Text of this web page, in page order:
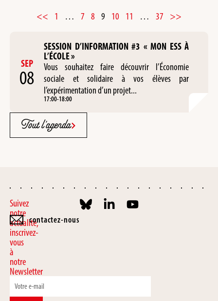
<< 1 … 7 8 9 10 11 … 37 >>
SEP
08
SESSION D’INFORMATION #3 « MON ESS À
L’ÉCOLE »
Vous souhaitez faire découvrir l’Économie
sociale et solidaire à vos élèves par
l’expérimentation d’un projet...
17:00-18:00
Tout l'agenda
Suivez
notre
actualité,
inscrivez-
vous
à
notre
Newsletter
contactez-nous